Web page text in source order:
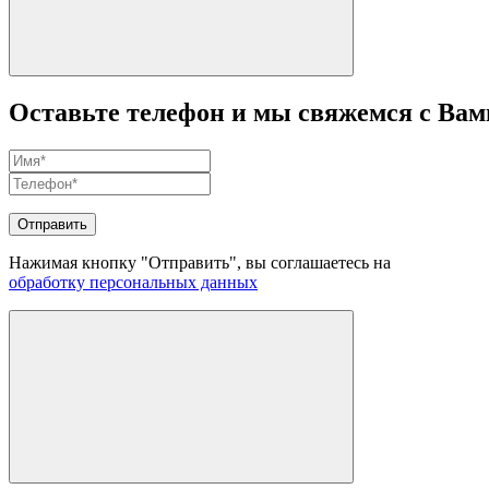
Оставьте телефон и мы свяжемся с
Отправить
Нажимая кнопку "Отправить", вы соглашаетесь на
обработку персональных данных